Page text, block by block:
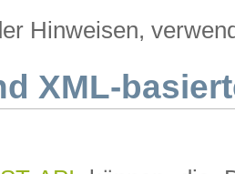
Hinweisen,
XML-